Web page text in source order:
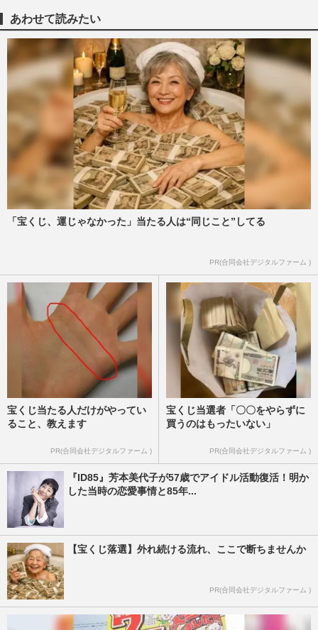
あわせて読みたい
「宝くじ、運じゃなかった」当たる人は“同じこと”してる
PR(合同会社デジタルファーム )
宝くじ当たる人だけがやってい
ること、教えます
PR(合同会社デジタルファーム )
宝くじ当選者「〇〇をやらずに
買うのはもったいない」
PR(合同会社デジタルファーム )
『ID85』芳本美代子が57歳でアイドル活動復活！明か
した当時の恋愛事情と85年...
【宝くじ落選】外れ続ける流れ、ここで断ちませんか
PR(合同会社デジタルファーム )